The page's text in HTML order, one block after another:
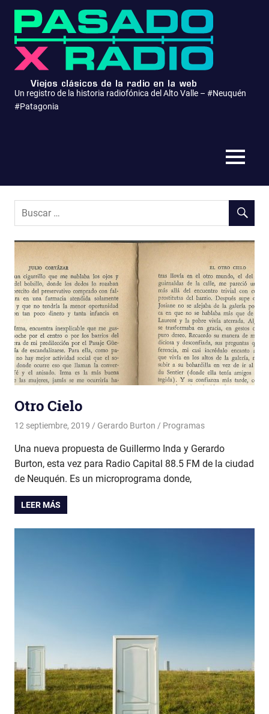
Saltar
contenido
Un registro de la historia radiofónica del Alto Valle – #Neuquén
#Patagonia
MENÚ
Otro Cielo
12 septiembre, 2019 Gerardo Burton Programas
Una nueva propuesta de Guillermo Inda y Gerardo
Burton, esta vez para Radio Capital 88.5 FM de la ciudad
de Neuquén. Es un microprograma donde,
LEER MÁS